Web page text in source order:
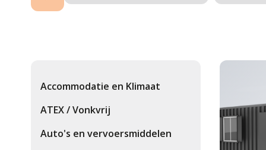
Accommodatie en Klimaat
ATEX / Vonkvrij
Auto's en vervoersmiddelen